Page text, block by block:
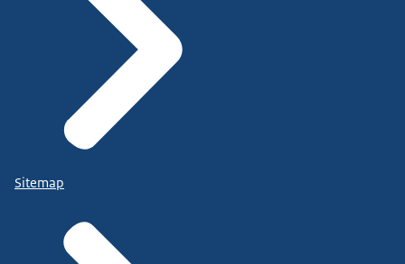
Sitemap